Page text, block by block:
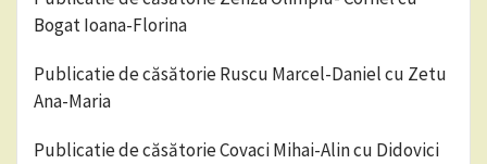
Bogat Ioana-Florina
Publicatie de căsătorie Ruscu Marcel-Daniel cu Zetu
Ana-Maria
Publicatie de căsătorie Covaci Mihai-Alin cu Didovici